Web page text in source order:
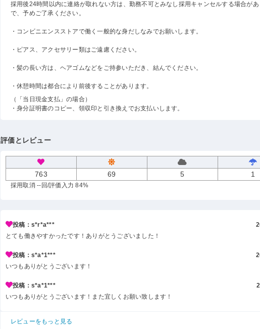
採用後24時間以内に連絡が取れない方は、勤務不可とみなし採用キャンセルする場合が
で、予めご了承ください。
・コンビニエンスストアで働く一般的な身だしなみでお願いします。
・ピアス、アクセサリー類はご遠慮ください。
・髪の長い方は、ヘアゴムなどをご持参いただき、結んでください。
・休憩時間は都合により前後することがあります。
（「当日現金支払」の場合）
・身分証明書のコピー、領収印と引き換えでお支払いします。
評価とレビュー
763 69 5 1
採用取消 --回/評価入力 84%
投稿：s*r*a***
とても働きやすかったです！ありがとうございました！
投稿：s*a*1***
いつもありがとうございます！
投稿：s*a*1***
いつもありがとうございます！また宜しくお願い致します！
レビューをもっと見る